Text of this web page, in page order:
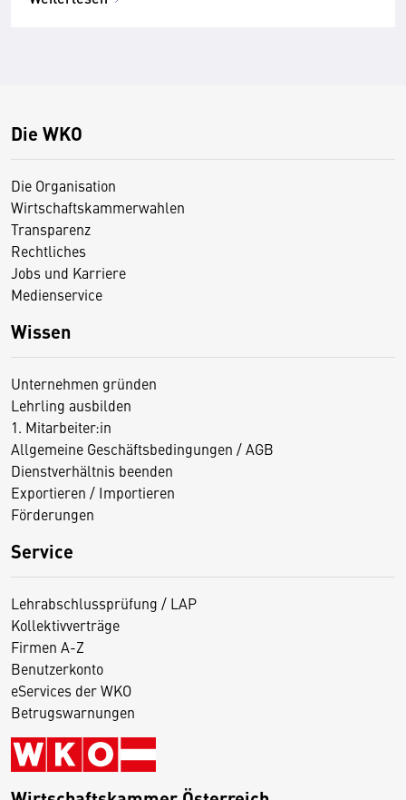
Die WKO
Die Organisation
Wirtschaftskammerwahlen
Transparenz
Rechtliches
Jobs und Karriere
Medienservice
Wissen
Unternehmen gründen
Lehrling ausbilden
1. Mitarbeiter:in
Allgemeine Geschäftsbedingungen / AGB
Dienstverhältnis beenden
Exportieren / Importieren
Förderungen
Service
Lehrabschlussprüfung / LAP
Kollektivverträge
Firmen A-Z
Benutzerkonto
eServices der WKO
Betrugswarnungen